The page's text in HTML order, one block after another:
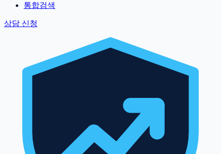
통합검색
상담 신청